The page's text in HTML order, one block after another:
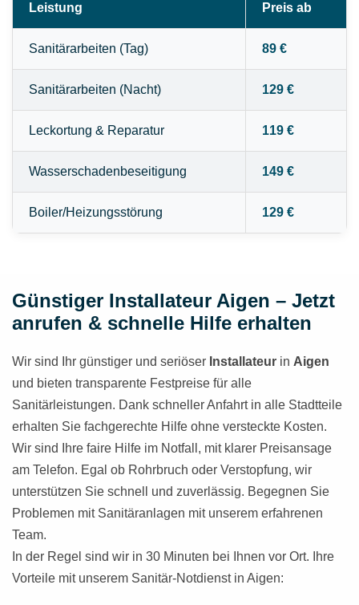
Leistung Preis ab
Sanitärarbeiten (Tag) 89 €
Sanitärarbeiten (Nacht) 129 €
Leckortung & Reparatur 119 €
Wasserschadenbeseitigung 149 €
Boiler/Heizungsstörung 129 €
Günstiger Installateur Aigen – Jetzt
anrufen & schnelle Hilfe erhalten
Wir sind Ihr günstiger und seriöser Installateur in Aigen
und bieten transparente Festpreise für alle
Sanitärleistungen. Dank schneller Anfahrt in alle Stadtteile
erhalten Sie fachgerechte Hilfe ohne versteckte Kosten.
Wir sind Ihre faire Hilfe im Notfall, mit klarer Preisansage
am Telefon. Egal ob Rohrbruch oder Verstopfung, wir
unterstützen Sie schnell und zuverlässig. Begegnen Sie
Problemen mit Sanitäranlagen mit unserem erfahrenen
Team.
In der Regel sind wir in 30 Minuten bei Ihnen vor Ort. Ihre
Vorteile mit unserem Sanitär-Notdienst in Aigen: